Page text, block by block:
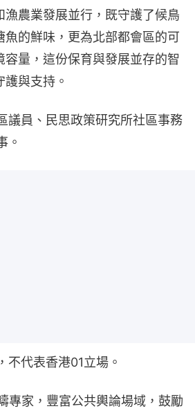
漁農業發展並行，既守護了候鳥
魚的鮮味，更為北部都會區的可
容量，這份保育與發展並存的智
與支持。
議員、民思政策研究所社區事務
。
不代表香港01立場。
專家，豐富公共輿論場域，鼓勵